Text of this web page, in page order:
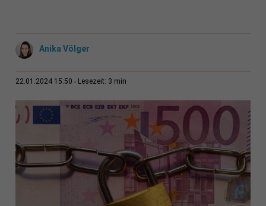
Anika Völger
22.01.2024 15:50 Lesezeit: 3 min